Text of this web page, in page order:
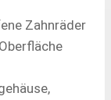
Zahnräder